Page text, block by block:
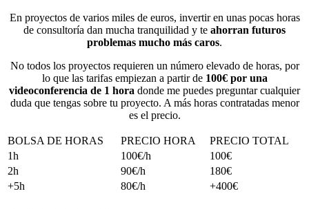
En proyectos de varios miles de euros, invertir en unas pocas horas
de consultoría dan mucha tranquilidad y te ahorran futuros
problemas mucho más caros.
No todos los proyectos requieren un número elevado de horas, por
lo que las tarifas empiezan a partir de 100€ por una
videoconferencia de 1 hora donde me puedes preguntar cualquier
duda que tengas sobre tu proyecto. A más horas contratadas menor
es el precio.
BOLSA DE HORAS PRECIO HORA
PRECIO TOTAL
1h
100€/h
100€
2h
90€/h
180€
+5h
80€/h +400€